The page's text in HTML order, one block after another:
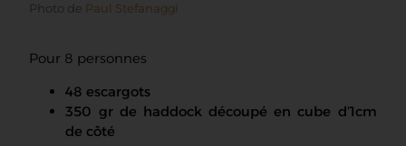
Photo de
Paul Stefanaggi
Pour 8 personnes
48 escargots
350 gr de haddock découpé en cube d’1cm
de côté